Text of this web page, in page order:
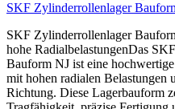
SKF Zylinderrollenlager
SKF Zylinderrollenlager
hohe RadialbelastungenDas
Bauform NJ ist eine
mit hohen radialen Belastungen
Richtung. Diese Lagerbauform